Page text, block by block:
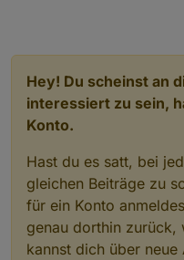
Hey! Du scheinst an
interessiert zu sein,
Konto.
Hast du es satt, bei
gleichen Beiträge zu
für ein Konto
genau dorthin
kannst dich über neue